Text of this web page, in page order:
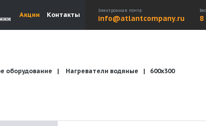
Акции Контакты
Электронная почта
info@atlantcompany.ru 8
оборудование Нагреватели водяные 600х300